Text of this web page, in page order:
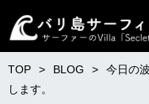
TOP BLOG 今日の波
します。